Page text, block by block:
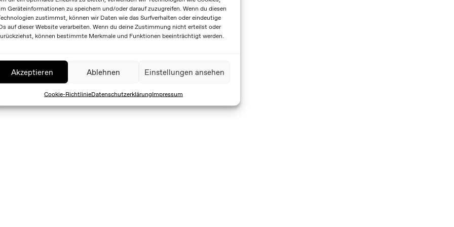
Geräteinformationen zu speichern und/oder darauf zuzugreifen. Wenn du diesen
zustimmst, können wir Daten wie das Surfverhalten oder eindeutige
auf dieser Website verarbeiten. Wenn du deine Zustimmung nicht erteilst oder
können bestimmte Merkmale und Funktionen beeinträchtigt werden.
Akzeptieren Ablehnen Einstellungen ansehen
Cookie-RichtlinieDatenschutzerklärungImpressum